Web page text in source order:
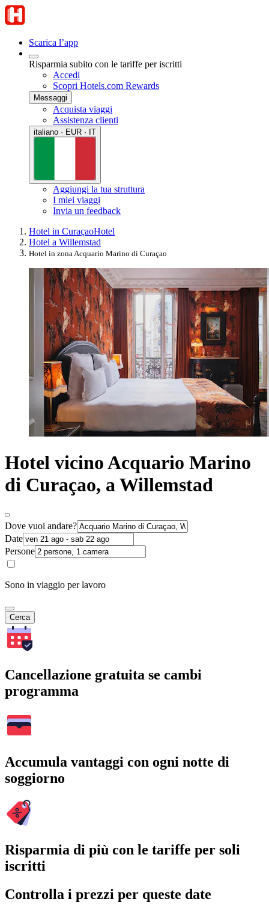
Scarica l’app
Risparmia subito con le tariffe per iscritti
Accedi
Scopri Hotels.com Rewards
Messaggi
Acquista viaggi
Assistenza clienti
italiano · EUR · IT
Aggiungi la tua struttura
I miei viaggi
Invia un feedback
Hotel in CuraçaoHotel
Hotel a Willemstad
Hotel in zona Acquario Marino di Curaçao
Hotel vicino Acquario Marino
di Curaçao, a Willemstad
Dove vuoi andare?
Date
Persone
Sono in viaggio per lavoro
Cerca
Cancellazione gratuita se cambi
programma
Accumula vantaggi con ogni notte di
soggiorno
Risparmia di più con le tariffe per soli
iscritti
Controlla i prezzi per queste date